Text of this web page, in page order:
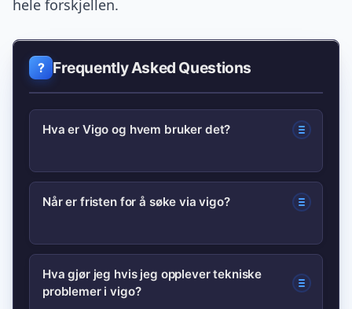
hele forskjellen.
Frequently Asked Questions
Hva er Vigo og hvem bruker det?
Vigo er den sentrale søknadsportalen
Elever, foreldre og rådgivere bruker
portalen til å registrere skoleønsker og
prioritere programområder.
Når er fristen for å søke via vigo?
Frister kan variere mellom år og
kommuner, men økt søkeaktivitet skjer
Hva gjør jeg hvis jeg opplever tekniske
problemer i vigo?